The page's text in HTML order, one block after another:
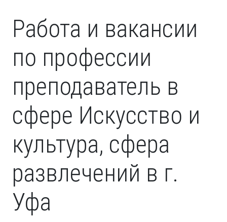
Работа и вакансии
по профессии
преподаватель в
сфере Искусство и
культура, сфера
развлечений в г.
Уфа